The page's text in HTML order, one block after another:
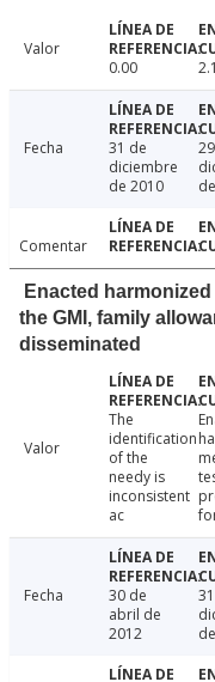
Valor
0.00
Fecha
31 de
diciembre
de 2010
Comentar
Enacted
the GMI, family
disseminated
Valor
The
identification
of the
needy is
inconsistent
ac
Fecha
30 de
abril de
2012